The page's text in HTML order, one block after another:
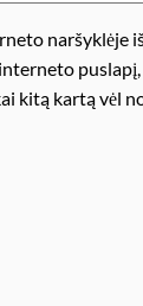
naršyklėje
kitą kartą vėl